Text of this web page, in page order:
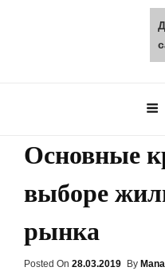
opt-
Основные
выборе
рынка
Posted On Posted
28.03.2019 By